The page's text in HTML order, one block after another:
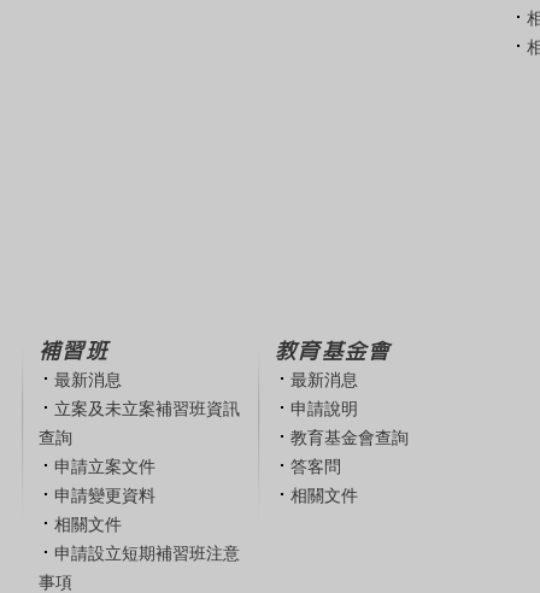
補習班
最新消息
立案及未立案補習班資訊
查詢
申請立案文件
申請變更資料
相關文件
申請設立短期補習班注意
事項
教育基金會
最新消息
申請說明
教育基金會查詢
答客問
相關文件